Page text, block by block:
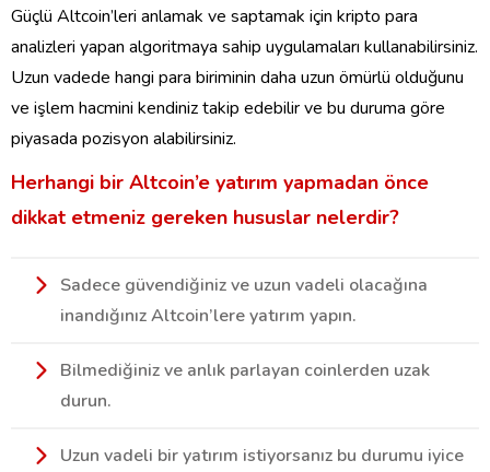
Güçlü Altcoin’leri anlamak ve saptamak için kripto para
analizleri yapan algoritmaya sahip uygulamaları kullanabilirsiniz.
Uzun vadede hangi para biriminin daha uzun ömürlü olduğunu
ve işlem hacmini kendiniz takip edebilir ve bu duruma göre
piyasada pozisyon alabilirsiniz.
Herhangi bir Altcoin’e yatırım yapmadan önce
dikkat etmeniz gereken hususlar nelerdir?
Sadece güvendiğiniz ve uzun vadeli olacağına
inandığınız Altcoin’lere yatırım yapın.
Bilmediğiniz ve anlık parlayan coinlerden uzak
durun.
Uzun vadeli bir yatırım istiyorsanız bu durumu iyice